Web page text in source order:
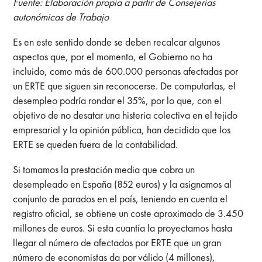
autonómicas de Trabajo
Es en este sentido donde se deben recalcar algunos
aspectos que, por el momento, el Gobierno no ha
incluido, como más de 600.000 personas afectadas por
un ERTE que siguen sin reconocerse. De computarlas, el
desempleo podría rondar el 35%, por lo que, con el
objetivo de no desatar una histeria colectiva en el tejido
empresarial y la opinión pública, han decidido que los
ERTE se queden fuera de la contabilidad.
Si tomamos la prestación media que cobra un
desempleado en España (852 euros) y la asignamos al
conjunto de parados en el país, teniendo en cuenta el
registro oficial, se obtiene un coste aproximado de 3.450
millones de euros. Si esta cuantía la proyectamos hasta
llegar al número de afectados por ERTE que un gran
número de economistas da por válido (4 millones),